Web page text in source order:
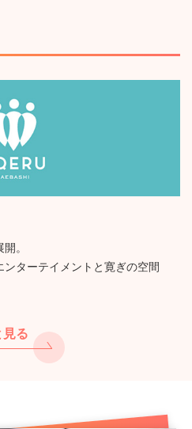
。
ターテイメントと寛ぎの空間
見る